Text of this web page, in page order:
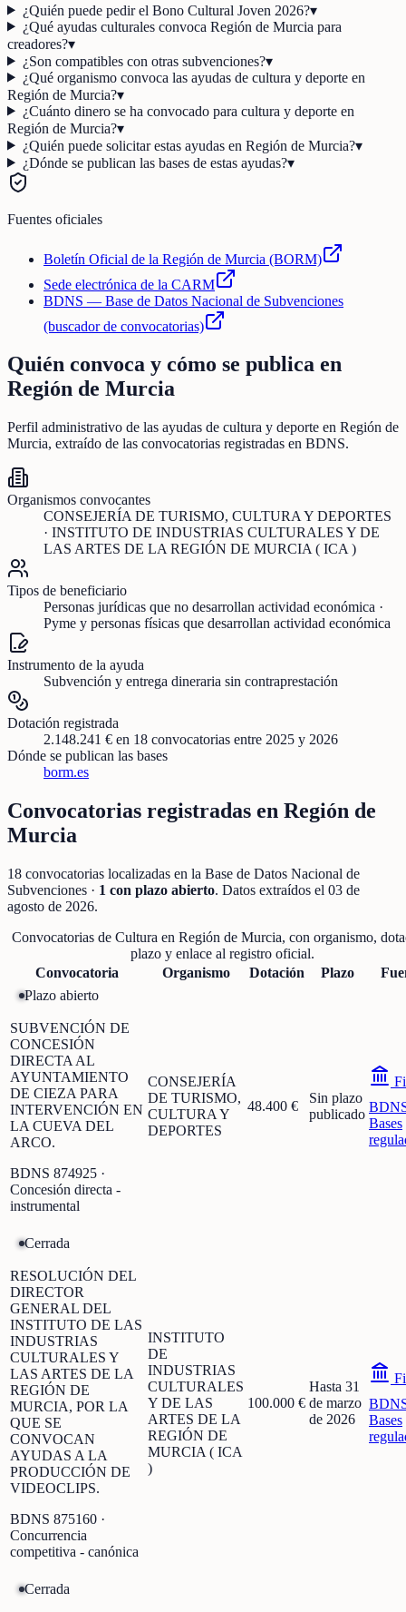
¿Quién puede pedir el Bono Cultural Joven 2026?▾
¿Qué ayudas culturales convoca Región de Murcia para
creadores?▾
¿Son compatibles con otras subvenciones?▾
¿Qué organismo convoca las ayudas de cultura y deporte en
Región de Murcia?▾
¿Cuánto dinero se ha convocado para cultura y deporte en
Región de Murcia?▾
¿Quién puede solicitar estas ayudas en Región de Murcia?▾
¿Dónde se publican las bases de estas ayudas?▾
Fuentes oficiales
Boletín Oficial de la Región de Murcia (BORM)
Sede electrónica de la CARM
BDNS — Base de Datos Nacional de Subvenciones
(buscador de convocatorias)
Quién convoca y cómo se publica en
Región de Murcia
Perfil administrativo de las ayudas de cultura y deporte en Región de
Murcia, extraído de las convocatorias registradas en BDNS.
Organismos convocantes
CONSEJERÍA DE TURISMO, CULTURA Y DEPORTES
· INSTITUTO DE INDUSTRIAS CULTURALES Y DE
LAS ARTES DE LA REGIÓN DE MURCIA ( ICA )
Tipos de beneficiario
Personas jurídicas que no desarrollan actividad económica ·
Pyme y personas físicas que desarrollan actividad económica
Instrumento de la ayuda
Subvención y entrega dineraria sin contraprestación
Dotación registrada
2.148.241 € en 18 convocatorias entre 2025 y 2026
Dónde se publican las bases
borm.es
Convocatorias registradas en Región de
Murcia
18 convocatorias localizadas en la Base de Datos Nacional de
Subvenciones · 1 con plazo abierto. Datos extraídos el 03 de
agosto de 2026.
Convocatorias de Cultura en Región de Murcia, con organismo,
plazo y enlace al registro oficial.
Convocatoria
Organismo Dotación Plazo
Plazo abierto
SUBVENCIÓN DE
CONCESIÓN
DIRECTA AL
AYUNTAMIENTO
DE CIEZA PARA
INTERVENCIÓN EN
LA CUEVA DEL
ARCO.
BDNS 874925 ·
Concesión directa -
instrumental
CONSEJERÍA
DE TURISMO,
CULTURA Y
DEPORTES
48.400 €
Sin plazo
publicado
Bases
Cerrada
RESOLUCIÓN DEL
DIRECTOR
GENERAL DEL
INSTITUTO DE LAS
INDUSTRIAS
CULTURALES Y
LAS ARTES DE LA
REGIÓN DE
MURCIA, POR LA
QUE SE
CONVOCAN
AYUDAS A LA
PRODUCCIÓN DE
VIDEOCLIPS.
BDNS 875160 ·
Concurrencia
competitiva - canónica
INSTITUTO
DE
INDUSTRIAS
CULTURALES
Y DE LAS
ARTES DE LA
REGIÓN DE
MURCIA ( ICA
)
100.000 €
Hasta 31
de marzo
de 2026
Bases
Cerrada